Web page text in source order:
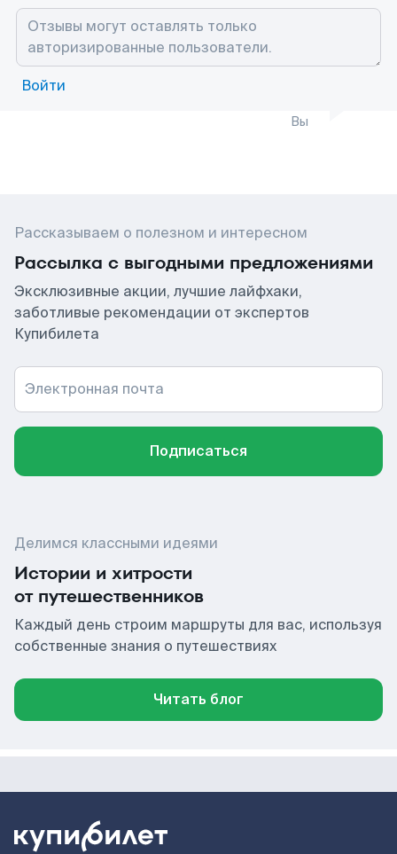
Войти
Вы
Рассказываем о полезном и интересном
Рассылка с выгодными предложениями
Эксклюзивные акции, лучшие лайфхаки,
заботливые рекомендации от экспертов
Купибилета
Электронная почта
Подписаться
Делимся классными идеями
Истории и хитрости
от путешественников
Каждый день строим маршруты для вас, используя
собственные знания о путешествиях
Читать блог